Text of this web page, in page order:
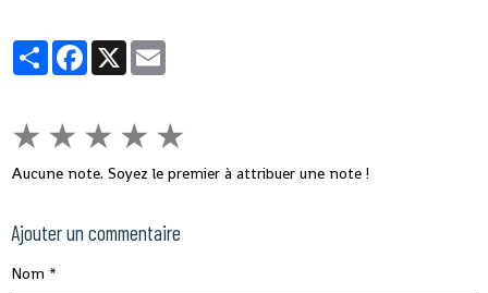
PartagerFacebook
X
★ ★ ★ ★ ★
Aucune note. Soyez le premier à attribuer une note !
Ajouter un commentaire
Nom